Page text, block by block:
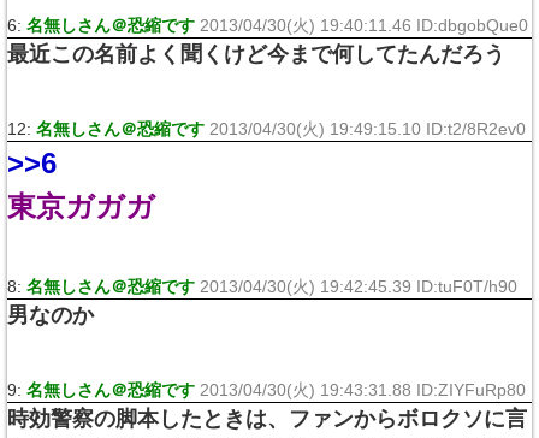
6: 名無しさん＠恐縮です 2013/04/30(火) 19:40:11.46 ID:dbgobQue0
最近この名前よく聞くけど今まで何してたんだろう
12: 名無しさん＠恐縮です 2013/04/30(火) 19:49:15.10 ID:t2/8R2ev0
>>6
東京ガガガ
8: 名無しさん＠恐縮です 2013/04/30(火) 19:42:45.39 ID:tuF0T/h90
男なのか
9: 名無しさん＠恐縮です 2013/04/30(火) 19:43:31.88 ID:ZIYFuRp80
時効警察の脚本したときは、ファンからボロクソに言